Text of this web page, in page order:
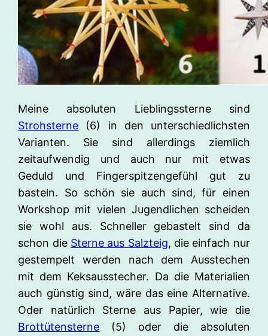
Meine absoluten Lieblingssterne sind
Strohsterne (6) in den unterschiedlichsten
Varianten. Sie sind allerdings ziemlich
zeitaufwendig und auch nur mit etwas
Geduld und Fingerspitzengefühl gut zu
basteln. So schön sie auch sind, für einen
Workshop mit vielen Jugendlichen scheiden
sie wohl aus. Schneller gebastelt sind da
schon die Sterne aus Salzteig, die einfach nur
gestempelt werden nach dem Ausstechen
mit dem Keksausstecher. Da die Materialien
auch günstig sind, wäre das eine Alternative.
Oder natürlich Sterne aus Papier, wie die
Brottütensterne (5) oder die absoluten